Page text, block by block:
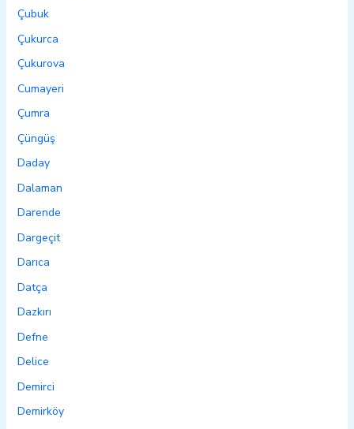
Çubuk
Çukurca
Çukurova
Cumayeri
Çumra
Çüngüş
Daday
Dalaman
Darende
Dargeçit
Darıca
Datça
Dazkırı
Defne
Delice
Demirci
Demirköy